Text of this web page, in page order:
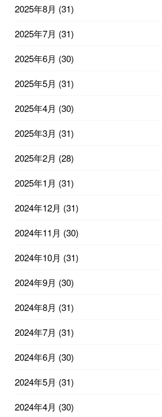
2025年8月 (31)
2025年7月 (31)
2025年6月 (30)
2025年5月 (31)
2025年4月 (30)
2025年3月 (31)
2025年2月 (28)
2025年1月 (31)
2024年12月 (31)
2024年11月 (30)
2024年10月 (31)
2024年9月 (30)
2024年8月 (31)
2024年7月 (31)
2024年6月 (30)
2024年5月 (31)
2024年4月 (30)